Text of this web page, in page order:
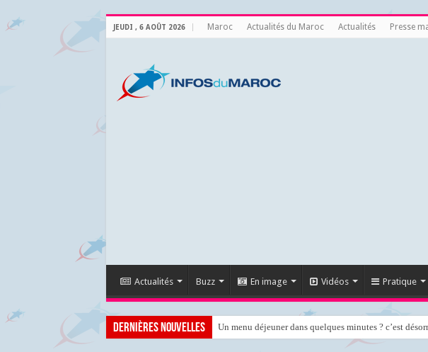
JEUDI , 6 AOÛT 2026 Maroc Actualités du Maroc Actualités Presse
Actualités Buzz En image Vidéos Pratique
Dernières nouvelles Un menu déjeuner dans quelques minutes ? c’est